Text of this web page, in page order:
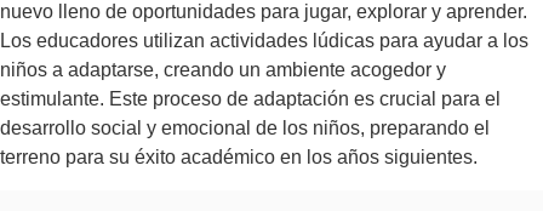
nuevo lleno de oportunidades para jugar, explorar y aprender.
Los educadores utilizan actividades lúdicas para ayudar a los
niños a adaptarse, creando un ambiente acogedor y
estimulante. Este proceso de adaptación es crucial para el
desarrollo social y emocional de los niños, preparando el
terreno para su éxito académico en los años siguientes.